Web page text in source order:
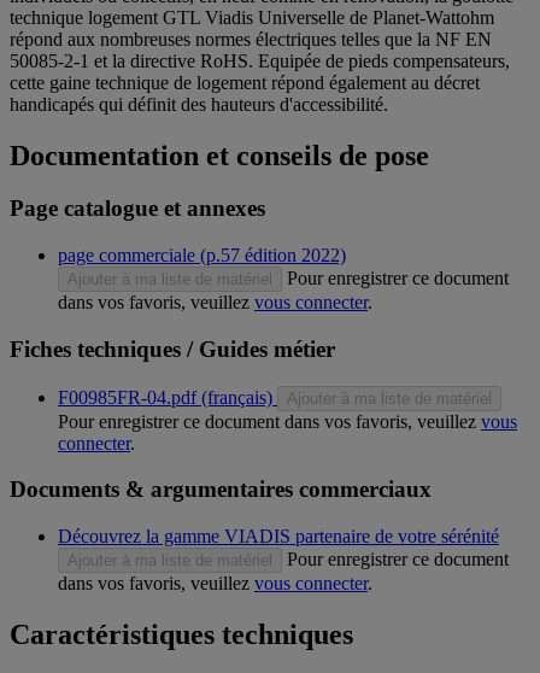
technique logement GTL Viadis Universelle de Planet-Wattohm
répond aux nombreuses normes électriques telles que la NF EN
50085-2-1 et la directive RoHS. Equipée de pieds compensateurs,
cette gaine technique de logement répond également au décret
handicapés qui définit des hauteurs d'accessibilité.
Documentation et conseils de pose
Page catalogue et annexes
page commerciale (p.57 édition 2022)
Ajouter à ma liste de matériel
Pour enregistrer ce document
dans vos favoris, veuillez vous connecter.
Fiches techniques / Guides métier
F00985FR-04.pdf (français) Ajouter à ma liste de matériel
Pour enregistrer ce document dans vos favoris, veuillez vous
connecter.
Documents & argumentaires commerciaux
Découvrez la gamme VIADIS partenaire de votre sérénité
Ajouter à ma liste de matériel
Pour enregistrer ce document
dans vos favoris, veuillez vous connecter.
Caractéristiques techniques